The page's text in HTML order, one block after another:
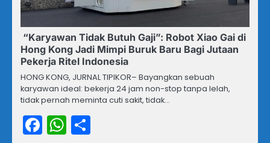
“Karyawan Tidak Butuh Gaji”: Robot Xiao Gai di
Hong Kong Jadi Mimpi Buruk Baru Bagi Jutaan
Pekerja Ritel Indonesia
HONG KONG, JURNAL TIPIKOR– Bayangkan sebuah
karyawan ideal: bekerja 24 jam non-stop tanpa lelah,
tidak pernah meminta cuti sakit, tidak…
Facebook
WhatsApp